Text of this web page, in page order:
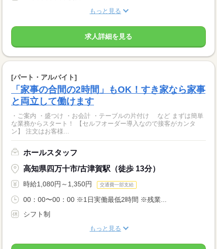
もっと見る
求人詳細を見る
[パート・アルバイト]
「家事の合間の2時間」もOK！すき家なら家事
と両立して働けます
・ご案内 ・盛つけ ・お会計 ・テーブルの片付け など まずは簡単
な業務からスタート！ 【セルフオーダー導入なので接客がカンタ
ン】 注文はお客様...
ホールスタッフ
高知県四万十市/古津賀駅（徒歩 13分）
時給1,080円～1,350円 交通費一部支給
00：00〜00：00 ※1日実働最低2時間 ※残業...
シフト制
もっと見る